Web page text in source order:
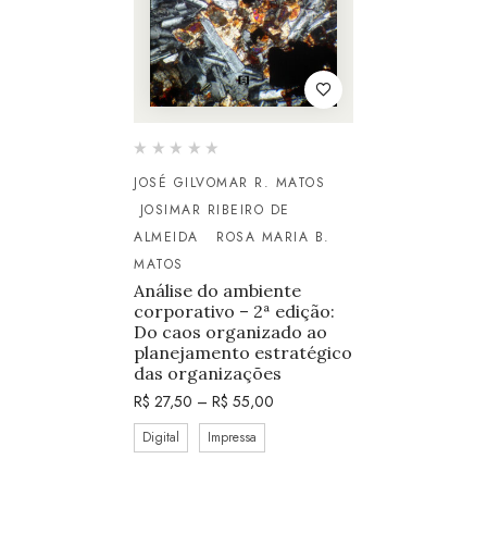
JOSÉ GILVOMAR R. MATOS
JOSIMAR RIBEIRO DE
ALMEIDA
ROSA MARIA B.
MATOS
Análise do ambiente
corporativo – 2ª edição:
Do caos organizado ao
planejamento estratégico
das organizações
R$ 27,50 – R$ 55,00
Digital Impressa